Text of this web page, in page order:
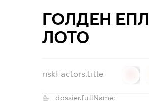
ГОЛДЕН ЕПЛ
ЛОТО
riskFactors.title
dossier.fullName: